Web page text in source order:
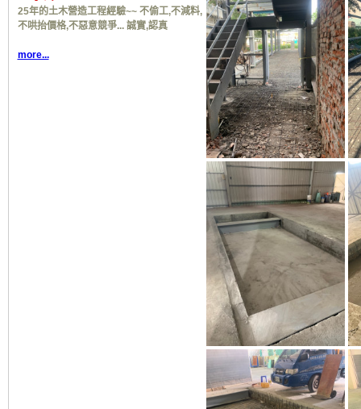
25年的土木營造工程經驗~~ 不偷工,不減料,
不哄抬價格,不惡意競爭... 誠實,認真
more...